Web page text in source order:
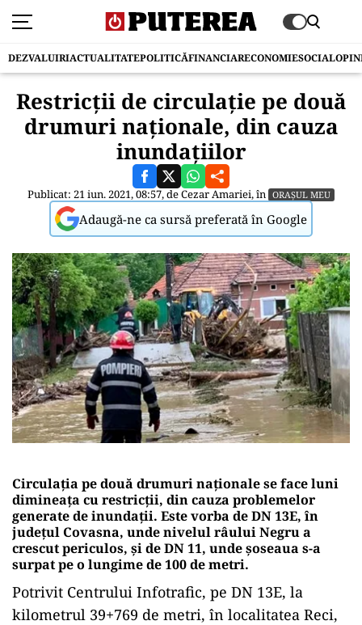
DEZVALUIRIACTUALITATEPOLITICĂFINANCIARECONOMIESOCIAL
Restricții de circulație pe două
drumuri naționale, din cauza
inundațiilor
Publicat: 21 iun. 2021, 08:57, deCezar Amariei, în ORAȘUL MEU
Adaugă-ne ca sursă preferată în Google
Circulația pe două drumuri naționale se face luni
dimineața cu restricții, din cauza problemelor
generate de inundații. Este vorba de DN 13E, în
județul Covasna, unde nivelul râului Negru a
crescut periculos, și de DN 11, unde șoseaua s-a
surpat pe o lungime de 100 de metri.
Potrivit Centrului Infotrafic, pe DN 13E, la
kilometrul 39+769 de metri, în localitatea Reci,